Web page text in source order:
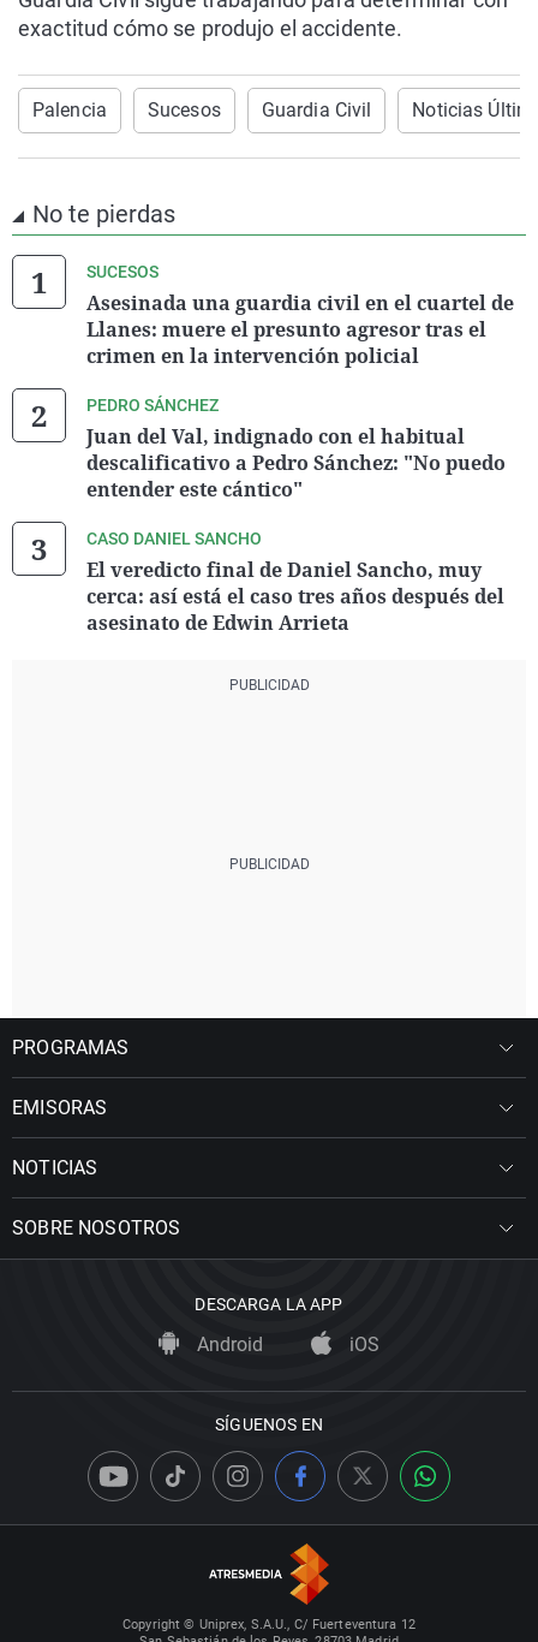
exactitud cómo se produjo el accidente.
Palencia Sucesos Guardia Civil Noticias
No te pierdas
SUCESOS
Asesinada una guardia civil en el cuartel de
Llanes: muere el presunto agresor tras el
crimen en la intervención policial
PEDRO SÁNCHEZ
Juan del Val, indignado con el habitual
descalificativo a Pedro Sánchez: "No puedo
entender este cántico"
CASO DANIEL SANCHO
El veredicto final de Daniel Sancho, muy
cerca: así está el caso tres años después del
asesinato de Edwin Arrieta
PROGRAMAS
EMISORAS
NOTICIAS
SOBRE NOSOTROS
DESCARGA LA APP
Android iOS
SÍGUENOS EN
Copyright © Uniprex, S.A.U., C/ Fuerteventura 12